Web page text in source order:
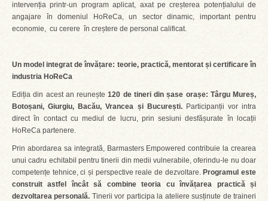
intervenția printr-un program aplicat, axat pe creșterea potențialului de
angajare în domeniul HoReCa, un sector dinamic, important pentru
economie, cu cerere în creștere de personal calificat.
Un model integrat de învățare: teorie, practică, mentorat și certificare în
industria HoReCa
Ediția din acest an reunește120 de tineri din șase orașe: Târgu Mureș,
Botoșani, Giurgiu, Bacău, Vrancea și București.Participanții vor intra
direct în contact cu mediul de lucru, prin sesiuni desfășurate în locații
HoReCa partenere.
Prin abordarea sa integrată, Barmasters Empowered contribuie la crearea
unui cadru echitabil pentru tinerii din medii vulnerabile, oferindu-le nu doar
competențe tehnice, ci și perspective reale de dezvoltare. Programul este
construit astfel încât să combine teoria cu învățarea practică și
dezvoltarea personală. Tinerii vor participa la ateliere susținute de traineri